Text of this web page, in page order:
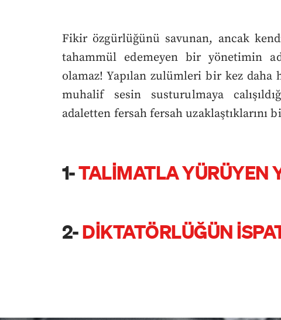
Fikir özgürlüğünü savunan, ancak
tahammül edemeyen bir yönetimin
olamaz! Yapılan zulümleri bir kez daha
muhalif sesin susturulmaya
adaletten fersah fersah uzaklaştıklarını
1-TALİMATLA YÜRÜYEN
2-DİKTATÖRLÜĞÜN